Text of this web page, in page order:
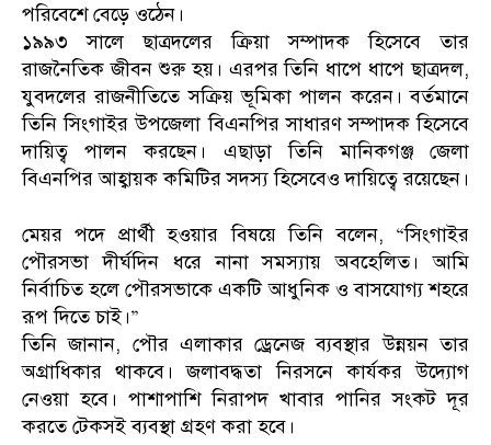
পরিবেশে বেড়ে ওঠেন।
১৯৯৩ সালে ছাত্রদলের ক্রিয়া সম্পাদক হিসেবে তার
রাজনৈতিক জীবন শুরু হয়। এরপর তিনি ধাপে ধাপে ছাত্রদল,
যুবদলের রাজনীতিতে সক্রিয় ভূমিকা পালন করেন। বর্তমানে
তিনি সিংগাইর উপজেলা বিএনপির সাধারণ সম্পাদক হিসেবে
দায়িত্ব পালন করছেন। এছাড়া তিনি মানিকগঞ্জ জেলা
বিএনপির আহ্বায়ক কমিটির সদস্য হিসেবেও দায়িত্বে রয়েছেন।
মেয়র পদে প্রার্থী হওয়ার বিষয়ে তিনি বলেন, “সিংগাইর
পৌরসভা দীর্ঘদিন ধরে নানা সমস্যায় অবহেলিত। আমি
নির্বাচিত হলে পৌরসভাকে একটি আধুনিক ও বাসযোগ্য শহরে
রূপ দিতে চাই।”
তিনি জানান, পৌর এলাকার ড্রেনেজ ব্যবস্থার উন্নয়ন তার
অগ্রাধিকার থাকবে। জলাবদ্ধতা নিরসনে কার্যকর উদ্যোগ
নেওয়া হবে। পাশাপাশি নিরাপদ খাবার পানির সংকট দূর
করতে টেকসই ব্যবস্থা গ্রহণ করা হবে।